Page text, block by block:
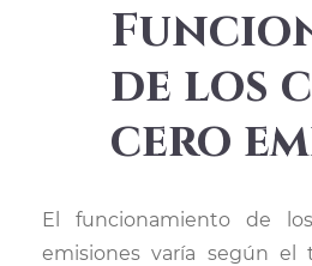
de los
cero
El funcionamiento de
emisiones varía según el